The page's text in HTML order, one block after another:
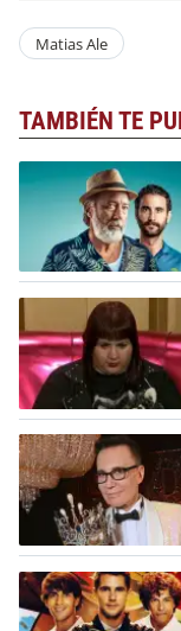
Matias Ale
TAMBIÉN TE